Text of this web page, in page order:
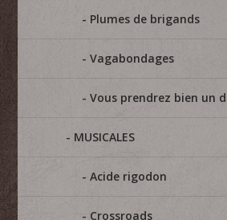
Plumes de brigands
Vagabondages
Vous prendrez bien un
MUSICALES
Acide rigodon
Crossroads